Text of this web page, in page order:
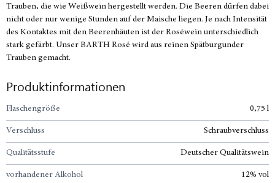
Trauben, die wie Weißwein hergestellt werden. Die Beeren dürfen dabei
nicht oder nur wenige Stunden auf der Maische liegen. Je nach Intensität
des Kontaktes mit den Beerenhäuten ist der Roséwein unterschiedlich
stark gefärbt. Unser BARTH Rosé wird aus reinen Spätburgunder
Trauben gemacht.
Produktinformationen
Flaschengröße 0,75 l
Verschluss Schraubverschluss
Qualitätsstufe Deutscher Qualitätswein
vorhandener Alkohol 12% vol